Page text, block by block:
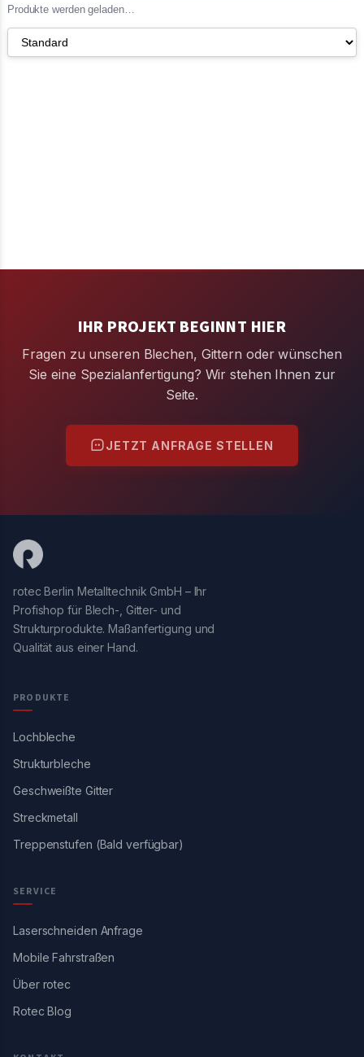
Produkte werden geladen…
IHR PROJEKT BEGINNT HIER
Fragen zu unseren Blechen, Gittern oder wünschen
Sie eine Spezialanfertigung? Wir stehen Ihnen zur
Seite.
JETZT ANFRAGE STELLEN
rotec Berlin Metalltechnik GmbH – Ihr
Profishop für Blech-, Gitter- und
Strukturprodukte. Maßanfertigung und
Qualität aus einer Hand.
PRODUKTE
Lochbleche
Strukturbleche
Geschweißte Gitter
Streckmetall
Treppenstufen (Bald verfügbar)
SERVICE
Laserschneiden Anfrage
Mobile Fahrstraßen
Über rotec
Rotec Blog